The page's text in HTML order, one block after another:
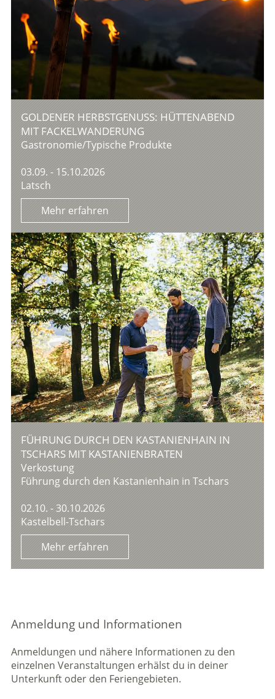
GOLDENER HERBSTGENUSS: HÜTTENABEND
MIT FACKELWANDERUNG
Gastronomie/Typische Produkte
03.09. - 15.10.2026
Latsch
Mehr erfahren
FÜHRUNG DURCH DEN KASTANIENHAIN IN
TSCHARS MIT KASTANIENBRATEN
Verkostung
Führung durch den Kastanienhain in Tschars
02.10. - 30.10.2026
Kastelbell-Tschars
Mehr erfahren
Anmeldung und Informationen
Anmeldungen und nähere Informationen zu den
einzelnen Veranstaltungen erhälst du in deiner
Unterkunft oder den Feriengebieten.